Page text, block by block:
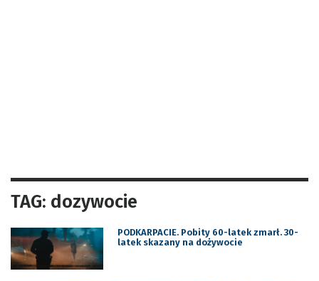
TAG: dozywocie
PODKARPACIE. Pobity 60-latek zmarł. 30-
latek skazany na dożywocie